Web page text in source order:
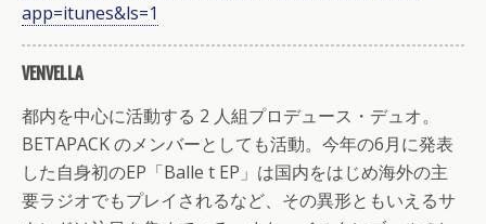
app=itunes&ls=1
VENVELLA
都内を中心に活動する 2 人組プロデュース・デュオ。
BETAPACK のメンバーとしても活動。今年の6月に発表
した自身初のEP「Balle t EP」は国内をはじめ海外の主
要ラジオでもプレイされるなど、その異形ともいえるサ